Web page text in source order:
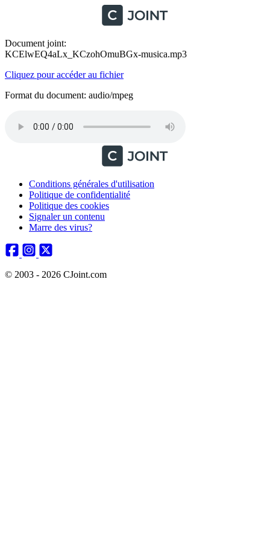
Document joint:
KCElwEQ4aLx_KCzohOmuBGx-musica.mp3
Cliquez pour accéder au fichier
Format du document: audio/mpeg
Conditions générales d'utilisation
Politique de confidentialité
Politique des cookies
Signaler un contenu
Marre des virus?
© 2003 - 2026 CJoint.com